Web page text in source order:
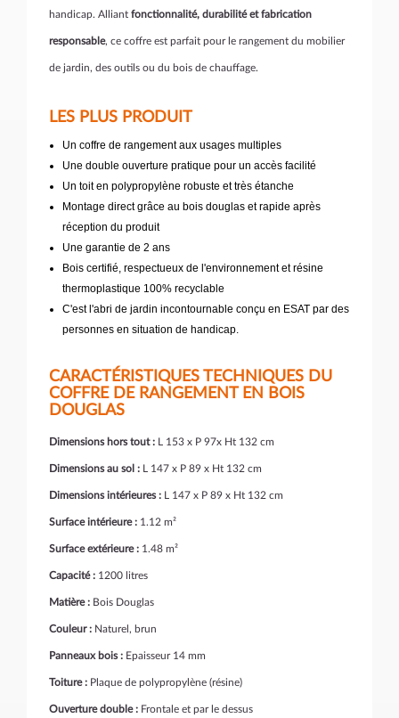
handicap. Alliant fonctionnalité, durabilité et fabrication
responsable, ce coffre est parfait pour le rangement du mobilier
de jardin, des outils ou du bois de chauffage.
LES PLUS PRODUIT
Un coffre de rangement aux usages multiples
Une double ouverture pratique pour un accès facilité
Un toit en polypropylène robuste et très étanche
Montage direct grâce au bois douglas et rapide après
réception du produit
Une garantie de 2 ans
Bois certifié, respectueux de l'environnement et résine
thermoplastique 100% recyclable
C'est l'abri de jardin incontournable conçu en ESAT par des
personnes en situation de handicap.
CARACTÉRISTIQUES TECHNIQUES DU
COFFRE DE RANGEMENT EN BOIS
DOUGLAS
Dimensions hors tout : L 153 x P 97x Ht 132 cm
Dimensions au sol : L 147 x P 89 x Ht 132 cm
Dimensions intérieures : L 147 x P 89 x Ht 132 cm
Surface intérieure : 1.12 m²
Surface extérieure : 1.48 m²
Capacité : 1200 litres
Matière : Bois Douglas
Couleur : Naturel, brun
Panneaux bois : Epaisseur 14 mm
Toiture : Plaque de polypropylène (résine)
Ouverture double : Frontale et par le dessus